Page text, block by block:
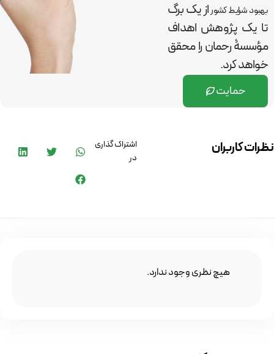
بهبود شرایط کشوراز یک برگ
تا یک پژوهش اهداف
مؤسسۀ رحمان رامحقق
خواهد کرد.
حمایت
نظرات کاربران
اشتراک گذاری
در
هیچ نظری وجود ندارد.